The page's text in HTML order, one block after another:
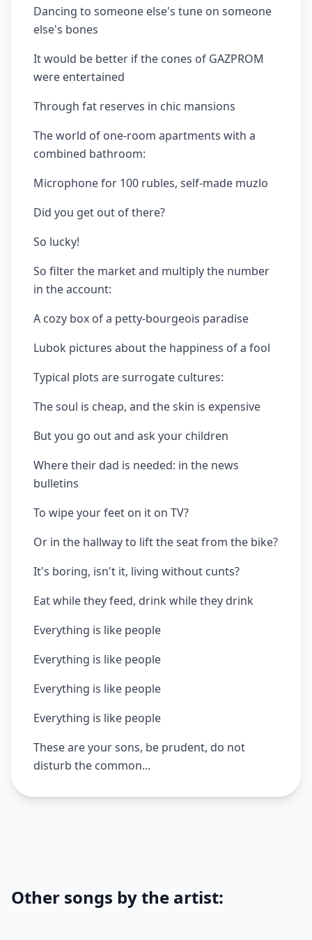
Dancing to someone else's tune on someone
else's bones
It would be better if the cones of GAZPROM
were entertained
Through fat reserves in chic mansions
The world of one-room apartments with a
combined bathroom:
Microphone for 100 rubles, self-made muzlo
Did you get out of there?
So lucky!
So filter the market and multiply the number
in the account:
A cozy box of a petty-bourgeois paradise
Lubok pictures about the happiness of a fool
Typical plots are surrogate cultures:
The soul is cheap, and the skin is expensive
But you go out and ask your children
Where their dad is needed: in the news
bulletins
To wipe your feet on it on TV?
Or in the hallway to lift the seat from the bike?
It's boring, isn't it, living without cunts?
Eat while they feed, drink while they drink
Everything is like people
Everything is like people
Everything is like people
Everything is like people
These are your sons, be prudent, do not
disturb the common...
Other songs by the artist: